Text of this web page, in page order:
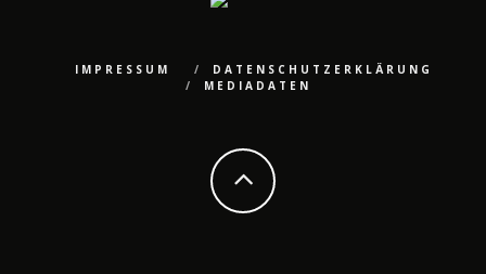
IMPRESSUM
DATENSCHUTZERKLÄRUNG
MEDIADATEN